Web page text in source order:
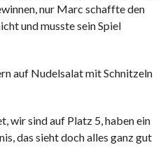
nur Marc schaffte den
und musste sein Spiel
auf Nudelsalat mit Schnitzeln
wir sind auf Platz 5, haben ein
das sieht doch alles ganz gut